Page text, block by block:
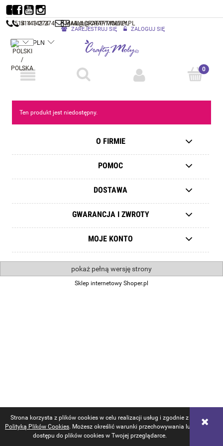
Strona korzysta z plików cookies w celu realizacji usług i zgodnie z
Polityką Plików Cookies. Możesz określić warunki przechowywania lub
dostępu do plików cookies w Twojej przeglądarce.
514 143 274 MAIL@CRAFTYMOLY.PL
ZAREJESTRUJ SIĘ ZALOGUJ SIĘ
514 143 274 MAIL@CRAFTYMOLY.PL
Ten produkt jest niedostępny.
O FIRMIE
POMOC
DOSTAWA
GWARANCJA I ZWROTY
MOJE KONTO
pokaż pełną wersję strony
Sklep internetowy Shoper.pl